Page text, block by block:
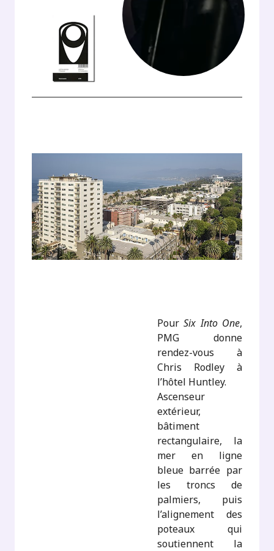
PourSix Into One,
PMG donne
rendez-vous à
Chris Rodley à
l’hôtel Huntley.
Ascenseur
extérieur,
bâtiment
rectangulaire, la
mer en ligne
bleue barrée par
les troncs de
palmiers, puis
l’alignement des
poteaux qui
soutiennent la